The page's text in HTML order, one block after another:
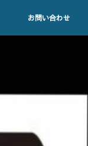
お問い合わせ